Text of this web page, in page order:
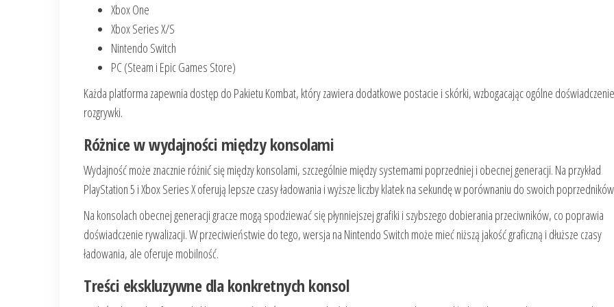
Xbox One
Xbox Series X/S
Nintendo Switch
PC (Steam i Epic Games Store)
Każda platforma zapewnia dostęp do Pakietu Kombat, który zawiera dodatkowe postacie i skórki, wzbogacając ogólne doświadczenie
rozgrywki.
Różnice w wydajności między konsolami
Wydajność może znacznie różnić się między konsolami, szczególnie między systemami poprzedniej i obecnej generacji. Na przykład
PlayStation 5 i Xbox Series X oferują lepsze czasy ładowania i wyższe liczby klatek na sekundę w porównaniu do swoich
Na konsolach obecnej generacji gracze mogą spodziewać się płynniejszej grafiki i szybszego dobierania przeciwników, co poprawia
doświadczenie rywalizacji. W przeciwieństwie do tego, wersja na Nintendo Switch może mieć niższą jakość graficzną i dłuższe czasy
ładowania, ale oferuje mobilność.
Treści ekskluzywne dla konkretnych konsol